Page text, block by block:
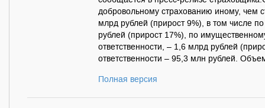
добровольному страхованию иному, чем
млрд рублей (прирост 9%), в том числе
рублей (прирост 17%), по
ответственности, – 1,6 млрд рублей
ответственности – 95,3 млн рублей.
Полная версия